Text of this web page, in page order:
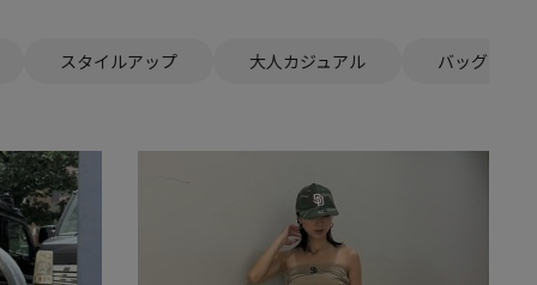
スタイルアップ 大人カジュアル バッグ